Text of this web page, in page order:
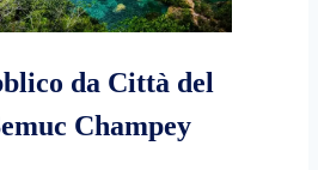
da Città del
Champey